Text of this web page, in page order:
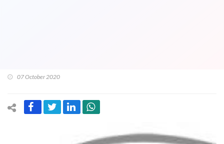
07 October 2020